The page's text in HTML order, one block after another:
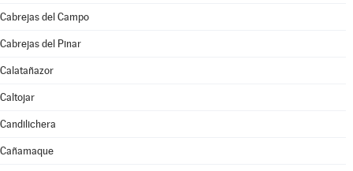
Cabrejas del Campo
Cabrejas del Pinar
Calatañazor
Caltojar
Candilichera
Cañamaque